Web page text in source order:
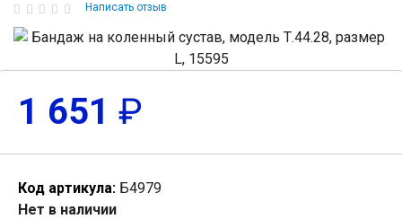
Написать отзыв
1 651 ₽
Код артикула: Б4979
Нет в наличии